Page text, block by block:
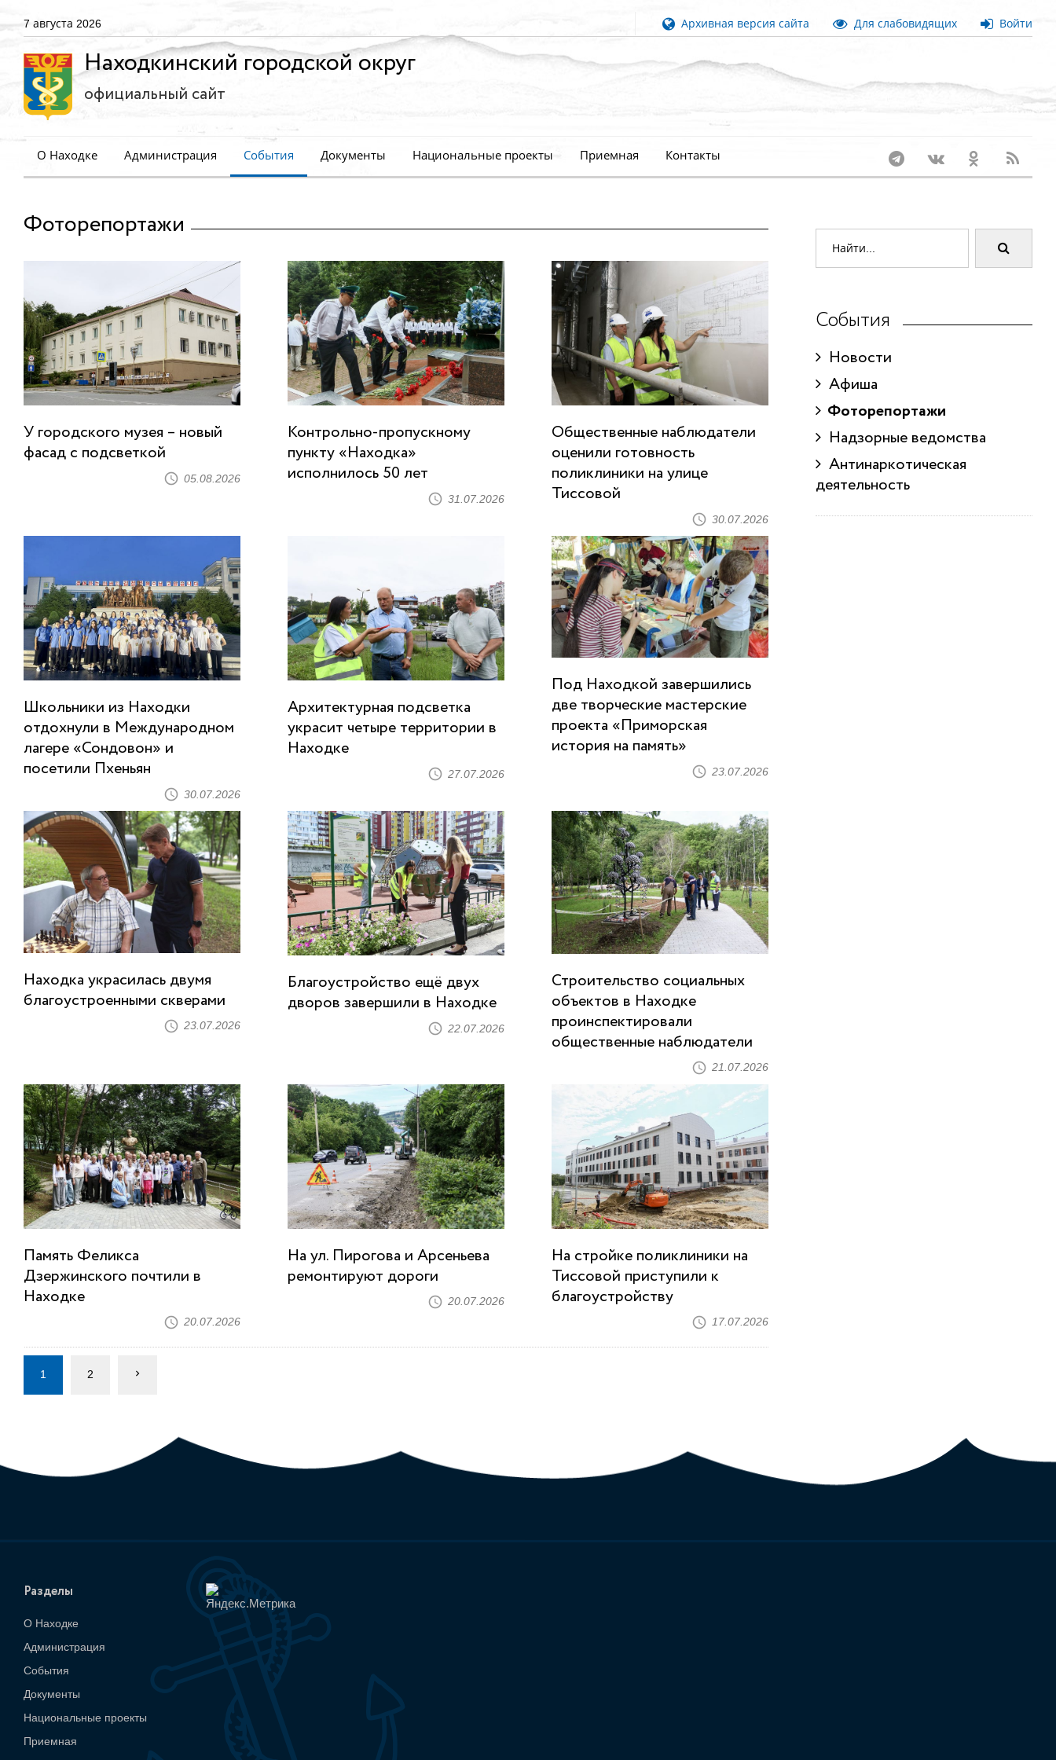
7 августа 2026 Архивная версия сайта Для слабовидящих Войти
Находкинский городской округ
официальный сайт
О Находке Администрация События Документы Национальные проекты Приемная Контакты
Фоторепортажи
У городского музея – новый
фасад с подсветкой
05.08.2026
Контрольно-пропускному
пункту «Находка»
исполнилось 50 лет
31.07.2026
Общественные наблюдатели
оценили готовность
поликлиники на улице
Тиссовой
30.07.2026
Школьники из Находки
отдохнули в Международном
лагере «Сондовон» и
посетили Пхеньян
30.07.2026
Архитектурная подсветка
украсит четыре территории в
Находке
27.07.2026
Под Находкой завершились
две творческие мастерские
проекта «Приморская
история на память»
23.07.2026
Находка украсилась двумя
благоустроенными скверами
23.07.2026
Благоустройство ещё двух
дворов завершили в Находке
22.07.2026
Строительство социальных
объектов в Находке
проинспектировали
общественные наблюдатели
21.07.2026
Память Феликса
Дзержинского почтили в
Находке
20.07.2026
На ул. Пирогова и Арсеньева
ремонтируют дороги
20.07.2026
На стройке поликлиники на
Тиссовой приступили к
благоустройству
17.07.2026
1 2
События
Новости
Афиша
Фоторепортажи
Надзорные ведомства
Антинаркотическая
деятельность
Разделы
О Находке
Администрация
События
Документы
Национальные проекты
Приемная